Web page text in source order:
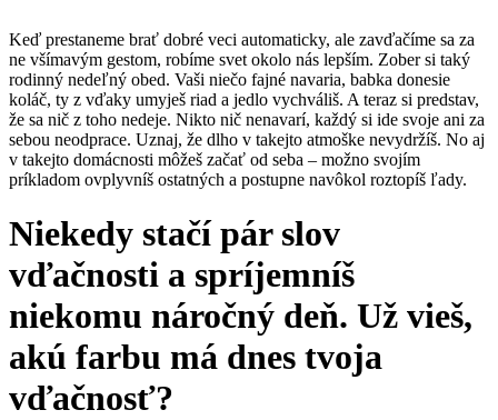
Keď prestaneme brať dobré veci automaticky, ale zavďačíme sa za
ne všímavým gestom, robíme svet okolo nás lepším. Zober si taký
rodinný nedeľný obed. Vaši niečo fajné navaria, babka donesie
koláč, ty z vďaky umyješ riad a jedlo vychváliš. A teraz si predstav,
že sa nič z toho nedeje. Nikto nič nenavarí, každý si ide svoje ani za
sebou neodprace. Uznaj, že dlho v takejto atmoške nevydržíš. No aj
v takejto domácnosti môžeš začať od seba – možno svojím
príkladom ovplyvníš ostatných a postupne navôkol roztopíš ľady.
Niekedy stačí pár slov
vďačnosti a spríjemníš
niekomu náročný deň. Už vieš,
akú farbu má dnes tvoja
vďačnosť?